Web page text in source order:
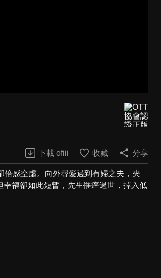
下載 ofiii 收藏 分享
倍感空虛。向外尋愛遇到有婦之夫，夾
福卻如此短暫，先生罹癌過世，掉入低